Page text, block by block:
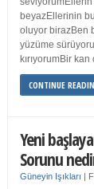
beyazEllerinin
oluyor birazBen
yüzüme
kırıyorumBir
CONTINUE
Yeni
Sorunu
Güneyin Işıkları |